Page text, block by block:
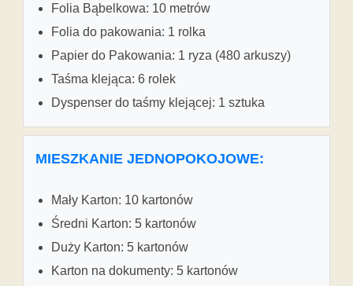
Folia Bąbelkowa: 10 metrów
Folia do pakowania: 1 rolka
Papier do Pakowania: 1 ryza (480 arkuszy)
Taśma klejąca: 6 rolek
Dyspenser do taśmy klejącej: 1 sztuka
MIESZKANIE JEDNOPOKOJOWE:
Mały Karton: 10 kartonów
Średni Karton: 5 kartonów
Duży Karton: 5 kartonów
Karton na dokumenty: 5 kartonów